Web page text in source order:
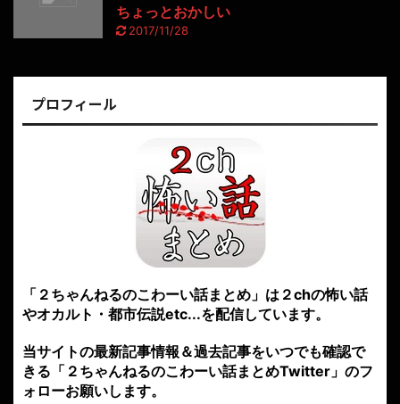
ちょっとおかしい
2017/11/28
プロフィール
「２ちゃんねるのこわーい話まとめ」は２chの怖い話
やオカルト・都市伝説etc...を配信しています。
当サイトの最新記事情報＆過去記事をいつでも確認で
きる「２ちゃんねるのこわーい話まとめTwitter」のフ
ォローお願いします。